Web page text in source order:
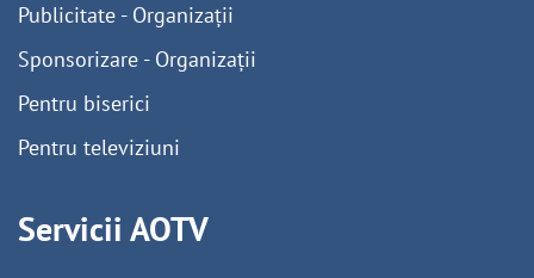
Publicitate - Organizații
Sponsorizare - Organizații
Pentru biserici
Pentru televiziuni
Servicii AOTV